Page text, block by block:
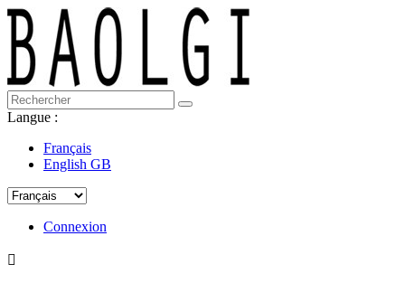
Langue :
Français
English GB
Connexion
